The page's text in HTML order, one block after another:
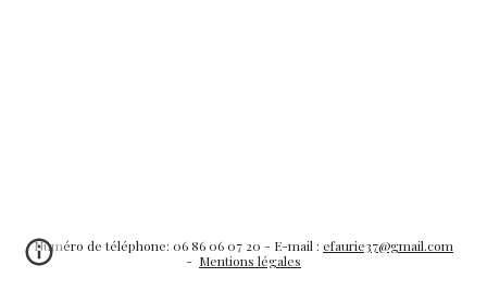
Numéro de téléphone: 06 86 06 07 20 - E-mail : efaurie37@gmail.com
- Mentions légales